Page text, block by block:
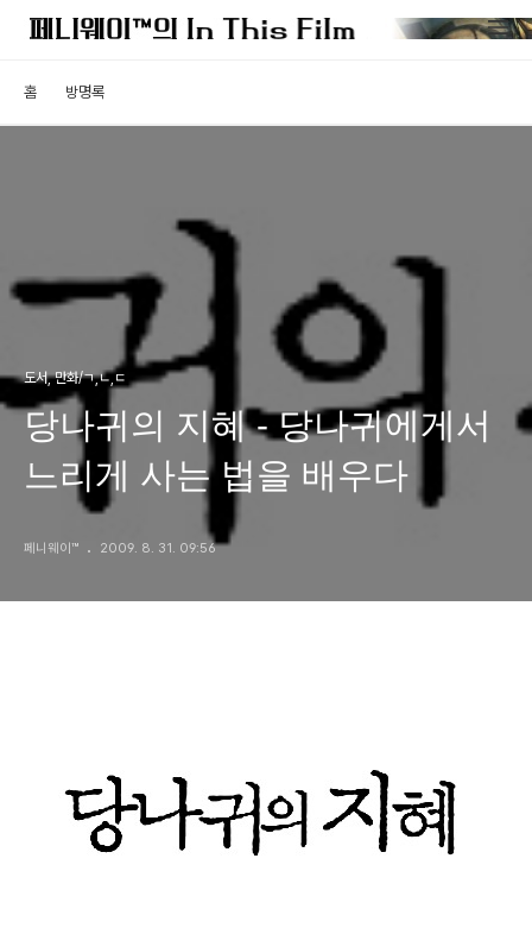
홈 방명록
도서, 만화/ㄱ,ㄴ,ㄷ
당나귀의 지혜 - 당나귀에게서
느리게 사는 법을 배우다
페니웨이™ 2009. 8. 31. 09:56